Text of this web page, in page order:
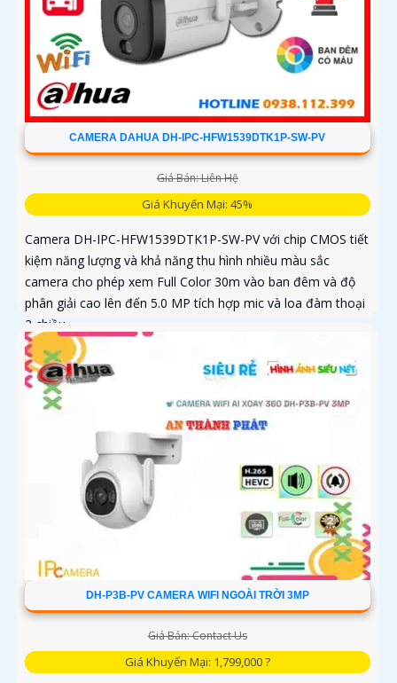
CAMERA DAHUA DH-IPC-HFW1539DTK1P-SW-PV
Giá Bán: Liên Hệ
Giá Khuyến Mại: 45%
Camera DH-IPC-HFW1539DTK1P-SW-PV với chip CMOS tiết
kiệm năng lượng và khả năng thu hình nhiều màu sắc
camera cho phép xem Full Color 30m vào ban đêm và độ
phân giải cao lên đến 5.0 MP tích hợp mic và loa đàm thoại
2 chiều
DH-P3B-PV CAMERA WIFI NGOÀI TRỜI 3MP
Giá Bán: Contact Us
Giá Khuyến Mại: 1,799,000 ?